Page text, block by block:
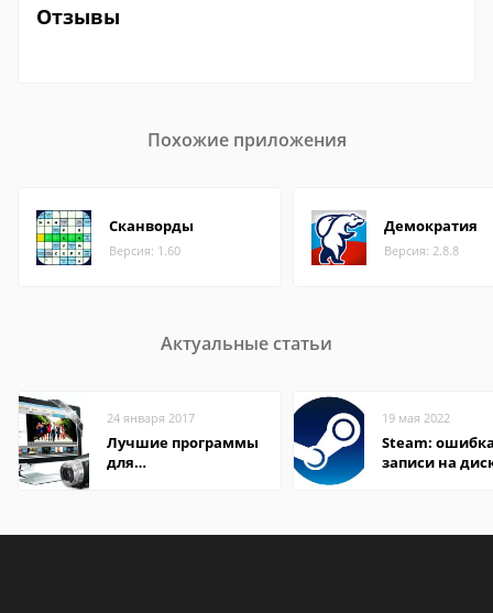
Отзывы
Похожие приложения
Cканворды
Версия: 1.60
Демократия
Версия: 2.8.8
Актуальные статьи
24 января 2017
Лучшие программы
для
19 мая 2022
Steam:
записи на